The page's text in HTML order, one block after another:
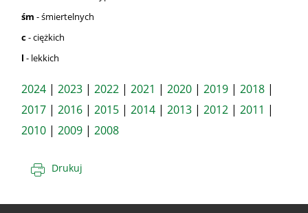
śm - śmiertelnych
c- ciężkich
l - lekkich
2024 | 2023 | 2022 | 2021 | 2020 | 2019 | 2018 |
2017 | 2016 | 2015 | 2014 | 2013 | 2012 | 2011 |
2010 | 2009 | 2008
Drukuj